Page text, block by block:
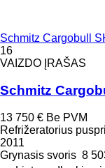
Schmitz Cargobull
16
VAIZDO ĮRAŠAS
Schmitz
13 750 € Be PVM
Refrižeratorius
2011
Grynasis svoris 8